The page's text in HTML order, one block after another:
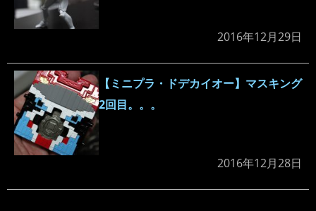
2016年12月29日
【ミニプラ・ドデカイオー】マスキング
2回目。。。
2016年12月28日